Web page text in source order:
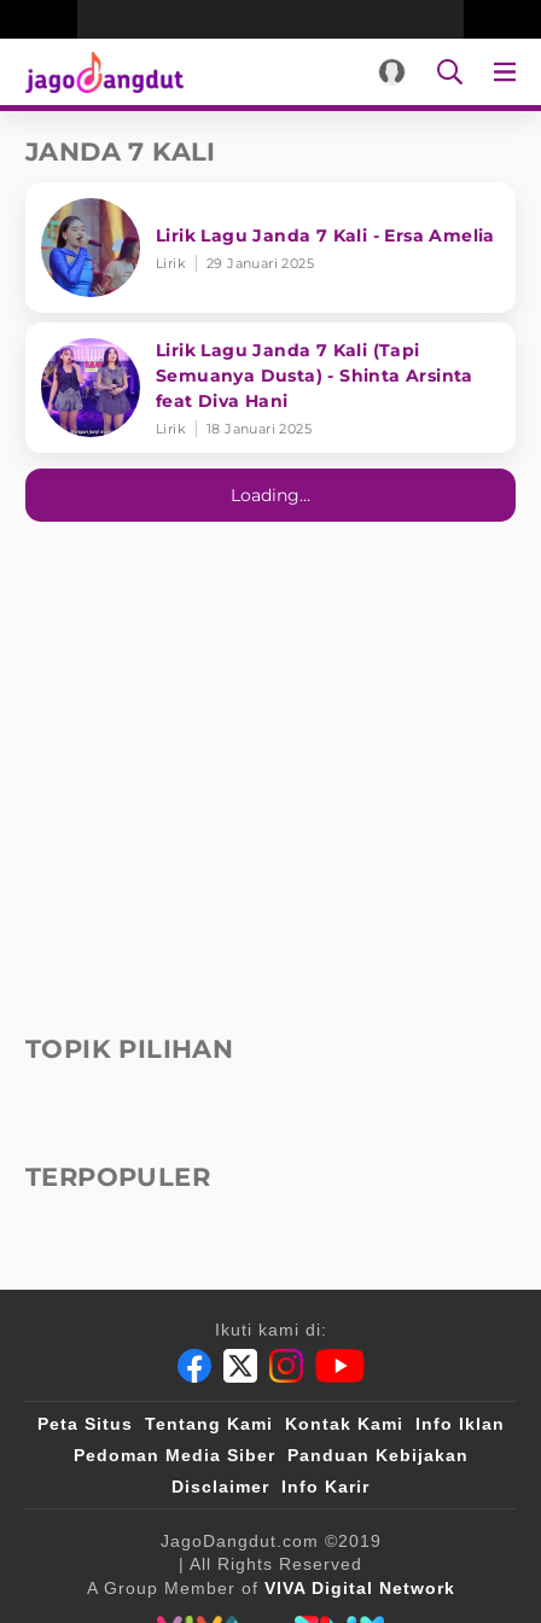
JANDA 7 KALI
Lirik Lagu Janda 7 Kali - Ersa Amelia
Lirik 29 Januari 2025
Lirik Lagu Janda 7 Kali (Tapi
Semuanya Dusta) - Shinta Arsinta
feat Diva Hani
Lirik 18 Januari 2025
Loading...
TOPIK PILIHAN
TERPOPULER
Ikuti kami di:
Peta Situs Tentang Kami Kontak Kami
Info Iklan
Pedoman Media Siber
Panduan Kebijakan
Disclaimer
Info Karir
JagoDangdut.com ©2019
| All Rights Reserved
A Group Member of VIVA Digital Network